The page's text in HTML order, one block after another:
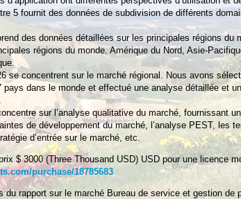
5 fournit des données de subdivision de différents
des données détaillées sur les principales régions du
régions du monde. Amérique du Nord, Asie-
se concentrent sur le marché régional. Nous avons
pays dans le monde et effectué une analyse détaillée et
sur l’analyse qualitative du marché, fournissant
de développement du marché, l’analyse PEST, les
d’entrée sur le marché, etc.
$ 3000 (Three Thousand USD) USD pour une licence
purchase/18785683
du rapport sur le marché Bureau de service et gestion de